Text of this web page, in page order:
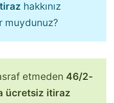
hakkınız
muydunuz?
etmeden 46/2-
ücretsiz itiraz